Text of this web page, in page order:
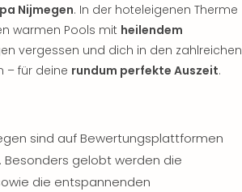
Nijmegen. In der hoteleigenen Therme
warmen Pools mit heilendem
vergessen und dich in den zahlreichen
– für deine rundum perfekte Auszeit.
sind auf Bewertungsplattformen
Besonders gelobt werden die
die entspannenden